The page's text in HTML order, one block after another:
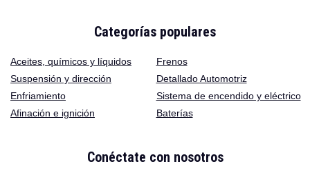
Categorías populares
Aceites químicos y líquidos
Frenos
Suspensión y dirección
Detallado Automotriz
Enfriamiento
Sistema de encendido y eléctrico
Afinación e ignición
Baterías
Conéctate con nosotros